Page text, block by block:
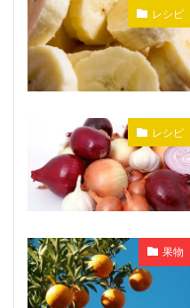
レシピ
レシピ
果物